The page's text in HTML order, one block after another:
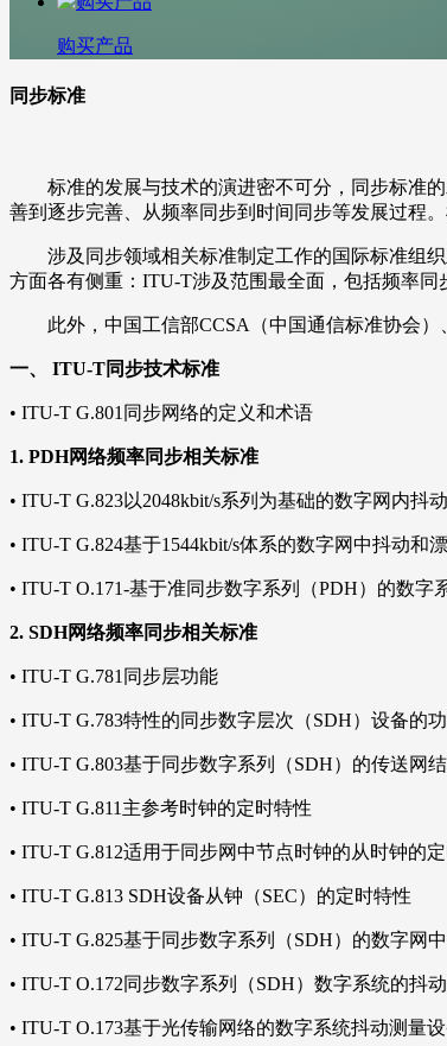
购买产品
同步标准
标准的发展与技术的演进密不可分，同步标准的
善到逐步完善、从频率同步到时间同步等发展过程
涉及同步领域相关标准制定工作的国际标准组织
方面各有侧重：ITU-T涉及范围最全面，包括频率
此外，中国工信部CCSA（中国通信标准协会）
一、 ITU-T同步技术标准
• ITU-T G.801同步网络的定义和术语
1. PDH网络频率同步相关标准
• ITU-T G.823以2048kbit/s系列为基础的数字网内抖
• ITU-T G.824基于1544kbit/s体系的数字网中抖动和
• ITU-T O.171-基于准同步数字系列（PDH）的数字
2. SDH网络频率同步相关标准
• ITU-T G.781同步层功能
• ITU-T G.783特性的同步数字层次（SDH）设备的
• ITU-T G.803基于同步数字系列（SDH）的传送网
• ITU-T G.811主参考时钟的定时特性
• ITU-T G.812适用于同步网中节点时钟的从时钟的
• ITU-T G.813 SDH设备从钟（SEC）的定时特性
• ITU-T G.825基于同步数字系列（SDH）的数字网
• ITU-T O.172同步数字系列（SDH）数字系统的抖
• ITU-T O.173基于光传输网络的数字系统抖动测量